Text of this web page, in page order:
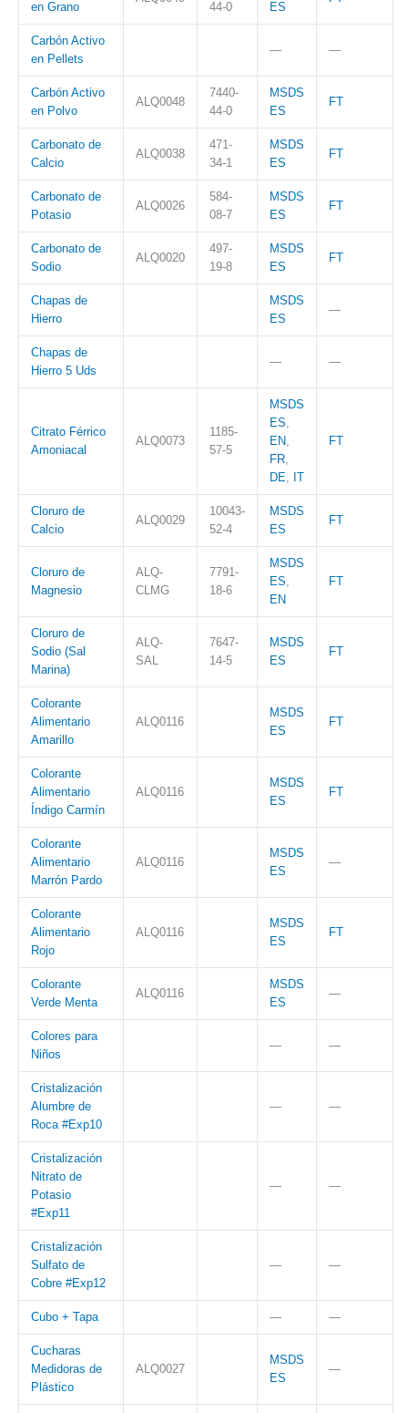
en Grano 44-0 ES
Carbón Activo
en Pellets
— —
Carbón Activo
en Polvo
ALQ0048
7440-
44-0
MSDS
ES
FT
Carbonato de
Calcio
ALQ0038
471-
34-1
MSDS
ES
FT
Carbonato de
Potasio
ALQ0026
584-
08-7
MSDS
ES
FT
Carbonato de
Sodio
ALQ0020
497-
19-8
MSDS
ES
FT
Chapas de
Hierro
MSDS
ES
—
Chapas de
Hierro 5 Uds
— —
Citrato Férrico
Amoniacal
ALQ0073
1185-
57-5
MSDS
ES,
EN,
FR,
DE, IT
FT
Cloruro de
Calcio
ALQ0029
10043-
52-4
MSDS
ES
FT
Cloruro de
Magnesio
ALQ-
CLMG
7791-
18-6
MSDS
ES,
EN
FT
Cloruro de
Sodio (Sal
Marina)
ALQ-
SAL
7647-
14-5
MSDS
ES
FT
Colorante
Alimentario
Amarillo
ALQ0116
MSDS
ES
FT
Colorante
Alimentario
Índigo Carmín
ALQ0116
MSDS
ES
FT
Colorante
Alimentario
Marrón Pardo
ALQ0116
MSDS
ES
—
Colorante
Alimentario
Rojo
ALQ0116
MSDS
ES
FT
Colorante
Verde Menta
ALQ0116
MSDS
ES
—
Colores para
Niños
— —
Cristalización
Alumbre de
Roca #Exp10
— —
Cristalización
Nitrato de
Potasio
#Exp11
— —
Cristalización
Sulfato de
Cobre #Exp12
— —
Cubo + Tapa — —
Cucharas
Medidoras de
Plástico
ALQ0027
MSDS
ES
—